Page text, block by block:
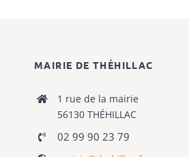
MAIRIE DE THÉHILLAC
1 rue de la mairie
56130 THÉHILLAC
02 99 90 23 79